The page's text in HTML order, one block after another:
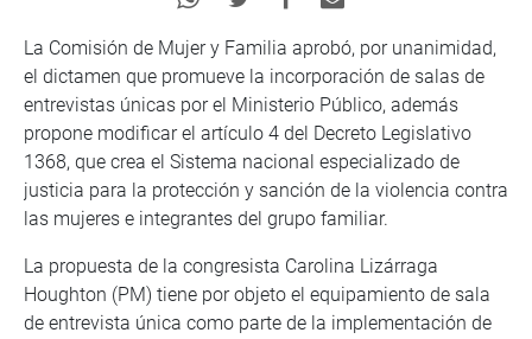
La Comisión de Mujer y Familia aprobó, por unanimidad,
el dictamen que promueve la incorporación de salas de
entrevistas únicas por el Ministerio Público, además
propone modificar el artículo 4 del Decreto Legislativo
1368, que crea el Sistema nacional especializado de
justicia para la protección y sanción de la violencia contra
las mujeres e integrantes del grupo familiar.
La propuesta de la congresista Carolina Lizárraga
Houghton (PM) tiene por objeto el equipamiento de sala
de entrevista única como parte de la implementación de